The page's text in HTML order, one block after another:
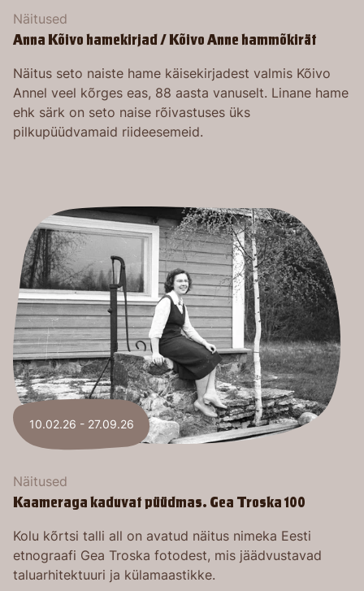
Näitused
Anna Kõivo hamekirjad / Kõivo Anne hammõkirät
Näitus seto naiste hame käisekirjadest valmis Kõivo
Annel veel kõrges eas, 88 aasta vanuselt. Linane hame
ehk särk on seto naise rõivastuses üks
pilkupüüdvamaid riideesemeid.
10.02.26 - 27.09.26
Näitused
Kaameraga kaduvat püüdmas. Gea Troska 100
Kolu kõrtsi talli all on avatud näitus nimeka Eesti
etnograafi Gea Troska fotodest, mis jäädvustavad
taluarhitektuuri ja külamaastikke.